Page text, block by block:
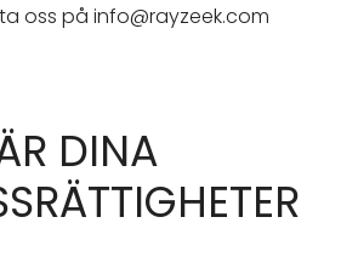
oss på info@rayzeek.com
DINA